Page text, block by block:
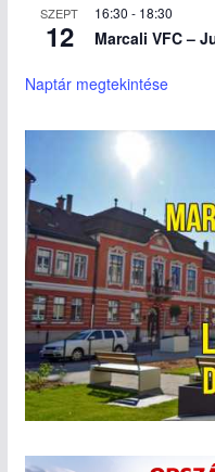
SZEPT
12
16:30 - 18:30
Marcali VFC –
Naptár megtekintése